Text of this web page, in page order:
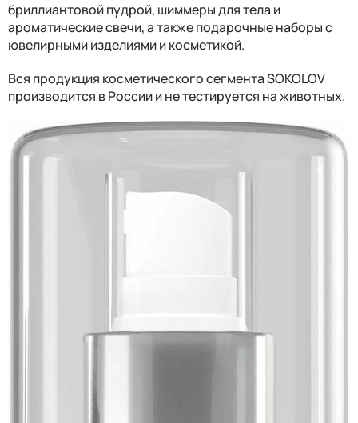
бриллиантовой пудрой, шиммеры для тела и
ароматические свечи, а также подарочные наборы с
ювелирными изделиями и косметикой.
Вся продукция косметического сегмента SOKOLOV
производится в России и не тестируется на животных.